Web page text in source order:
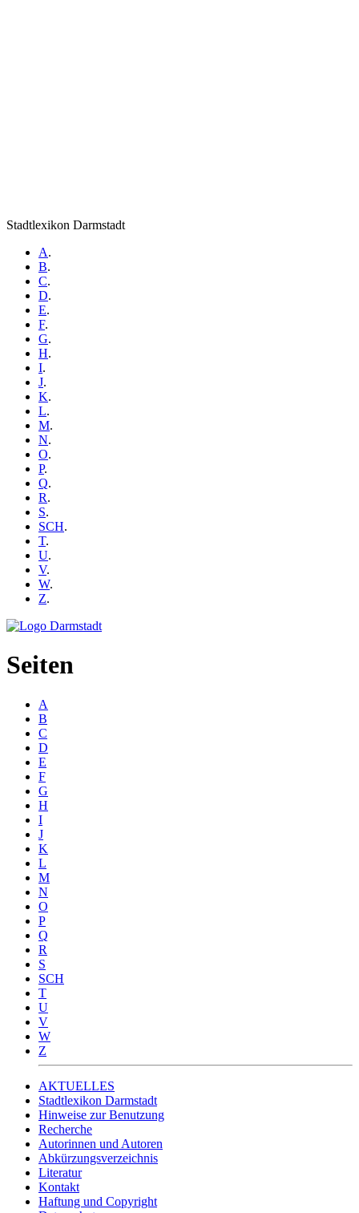
Stadtlexikon Darmstadt
A.
B.
C.
D.
E.
F.
G.
H.
I.
J.
K.
L.
M.
N.
O.
P.
Q.
R.
S.
SCH.
T.
U.
V.
W.
Z.
Seiten
A
B
C
D
E
F
G
H
I
J
K
L
M
N
O
P
Q
R
S
SCH
T
U
V
W
Z
AKTUELLES
Stadtlexikon Darmstadt
Hinweise zur Benutzung
Recherche
Autorinnen und Autoren
Abkürzungsverzeichnis
Literatur
Kontakt
Haftung und Copyright